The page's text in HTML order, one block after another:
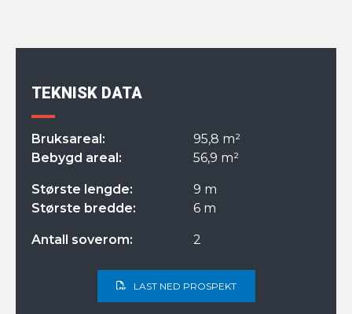
TEKNISK DATA
Bruksareal:
95,8 m²
Bebygd areal:
56,9 m²
Største lengde:
9 m
Største bredde:
6 m
Antall soverom: 2
LAST NED PROSPEKT